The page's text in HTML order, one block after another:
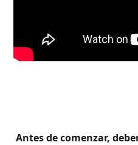
Antes de comenzar,